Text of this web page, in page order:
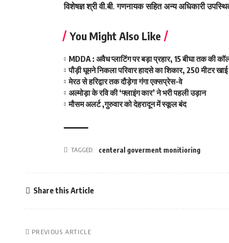
विशेषज्ञ श्री वी.बी. गणनायक सहित अन्य अधिकारी
You Might Also Like
MDDA : अवैध प्लाटिंग पर बड़ा प्रहार, 15 बीघा तक की
पौड़ी घूमने निकला परिवार हादसे का शिकार, 250 मीटर
मेरठ से हरिद्वार तक दौड़ेगा गंगा एक्सप्रेस-वे
अल्मोड़ा के रवि की ‘फ्लाइंग कार’ ने भरी पहली उड़ान
मौसम अलर्ट ,गुरुवार को देहरादून में स्कूल बंद
TAGGED: centeral goverment monitioring
Share this Article
PREVIOUS ARTICLE